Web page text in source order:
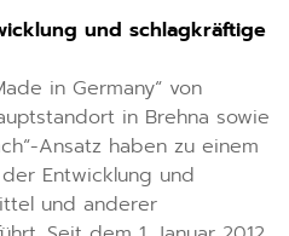
und schlagkräftige
in Germany“ von
in Brehna sowie
Ansatz haben zu einem
Entwicklung und
und anderer